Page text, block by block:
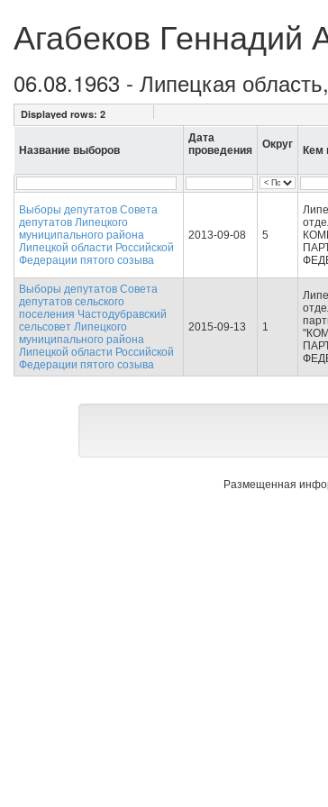
Агабеков Геннадий
06.08.1963 - Липецкая
Displayed rows: 2
Название выборов
Дата
проведения
Округ Кем
Выборы депутатов Совета
депутатов Липецкого
муниципального района
Липецкой области Российской
Федерации пятого созыва
2013-09-08 5
Выборы депутатов Совета
депутатов сельского
поселения Частодубравский
сельсовет Липецкого
муниципального района
Липецкой области Российской
Федерации пятого созыва
2015-09-13 1
Размещенная